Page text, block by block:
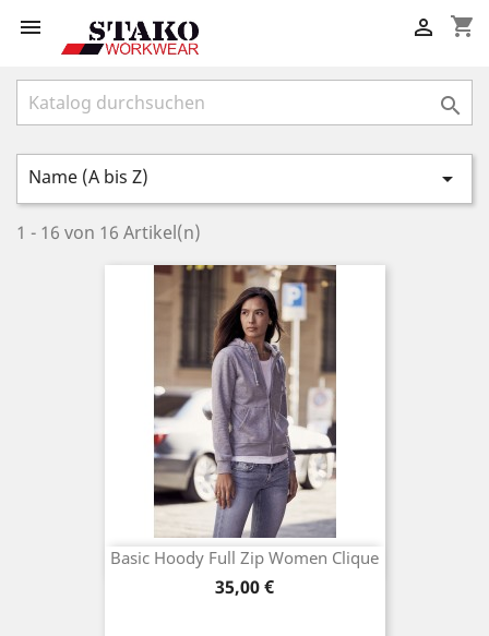
 shopping_cart


Name (A bis Z) 
1 - 16 von 16 Artikel(n)
Basic Hoody Full Zip Women Clique
Preis
35,00 €